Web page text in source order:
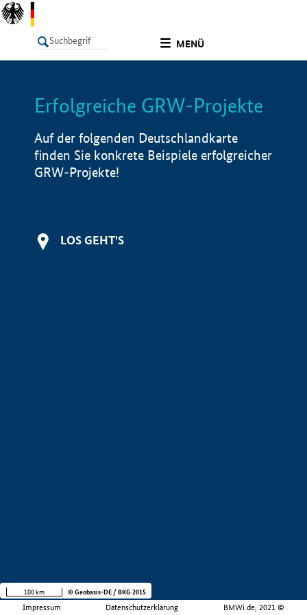
MENÜ
LISTE Info
Erfolgreiche GRW-Projekte
Auf der folgenden Deutschlandkarte
finden Sie konkrete Beispiele erfolgreicher
GRW-Projekte!
LOS GEHT'S
Impressum Datenschutzerklärung BMWi.de, 2021 ©
100 km © Geobasis-DE / BKG 2015